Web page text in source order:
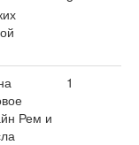
Рем и
1